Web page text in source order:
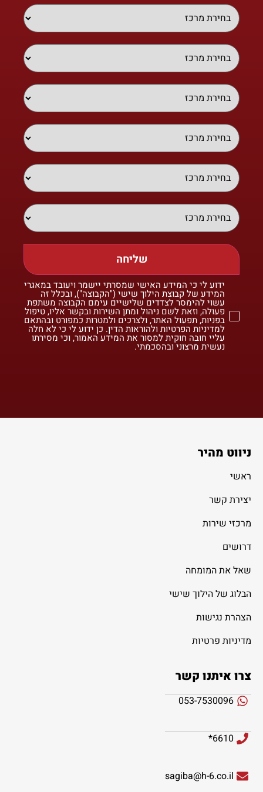
שליחה
ידוע לי כי המידע האישי שמסרתי יישמר ויעובד במאגרי
המידע של קבוצת הילוך שישי ("הקבוצה"), ובכלל זה
עשוי להימסר לצדדים שלישיים עימם הקבוצה משתפת
פעולה, וזאת לשם ניהול ומתן השירות ובקשר אליו, טיפול
בפניות, תפעול האתר, ולצרכים ולמטרות כמפורט ובהתאם
למדיניות הפרטיות ולהוראות הדין. כן ידוע לי כי לא חלה
עליי חובה חוקית למסור את המידע האמור, וכי מסירתו
נעשית מרצוני ובהסכמתי.
ניווט מהיר
ראשי
יצירת קשר
מרכזי שירות
דרושים
שאל את המומחה
הבלוג של הילוך שישי
הצהרת נגישות
מדיניות פרטיות
צרו איתנו קשר
053-7530096
6610*
sagiba@h-6.co.il